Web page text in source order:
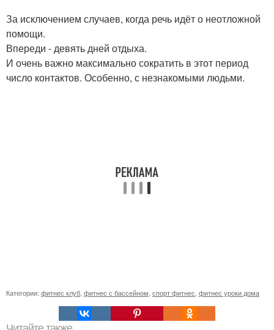
За исключением случаев, когда речь идёт о неотложной
помощи.
Впереди - девять дней отдыха.
И очень важно максимально сократить в этот период
число контактов. Особенно, с незнакомыми людьми.
Категории: фитнес клуб, фитнес с бассейном, спорт фитнес, фитнес уроки дома